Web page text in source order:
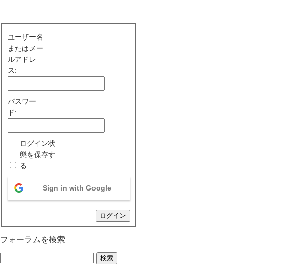
ユーザー名
またはメー
ルアドレ
ス:
パスワー
ド:
ログイン状
態を保存す
る
Sign in with Google
ログイン
フォーラムを検索